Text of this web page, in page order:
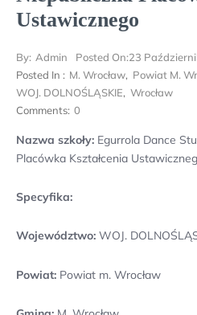
Ustawicznego
By: Admin Posted On:23
Posted In : M. Wrocław, Powiat M.
WOJ. DOLNOŚLĄSKIE, Wrocław
Comments: 0
Nazwa szkoły: Egurrola Dance
Placówka Kształcenia
Specyfika:
Województwo: WOJ.
Powiat: Powiat m. Wrocław